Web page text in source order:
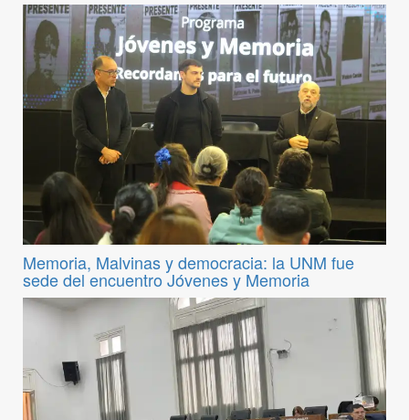
Memoria, Malvinas y democracia: la UNM fue
sede del encuentro Jóvenes y Memoria